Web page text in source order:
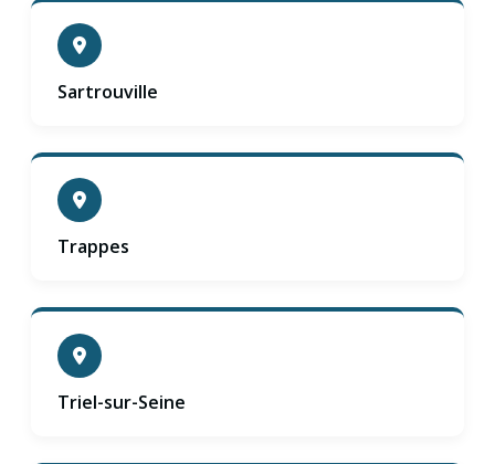
Sartrouville
Trappes
Triel-sur-Seine